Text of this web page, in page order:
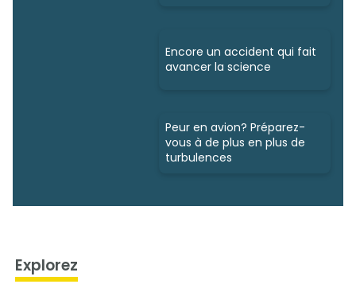
Encore un accident qui fait
avancer la science
Peur en avion? Préparez-
vous à de plus en plus de
turbulences
Explorez